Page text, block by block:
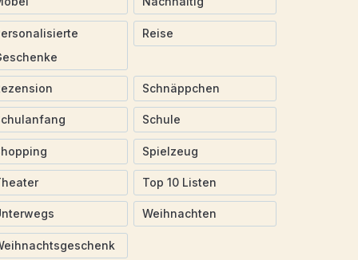
Reise
Schnäppchen
Schule
Spielzeug
Top 10 Listen
Weihnachten